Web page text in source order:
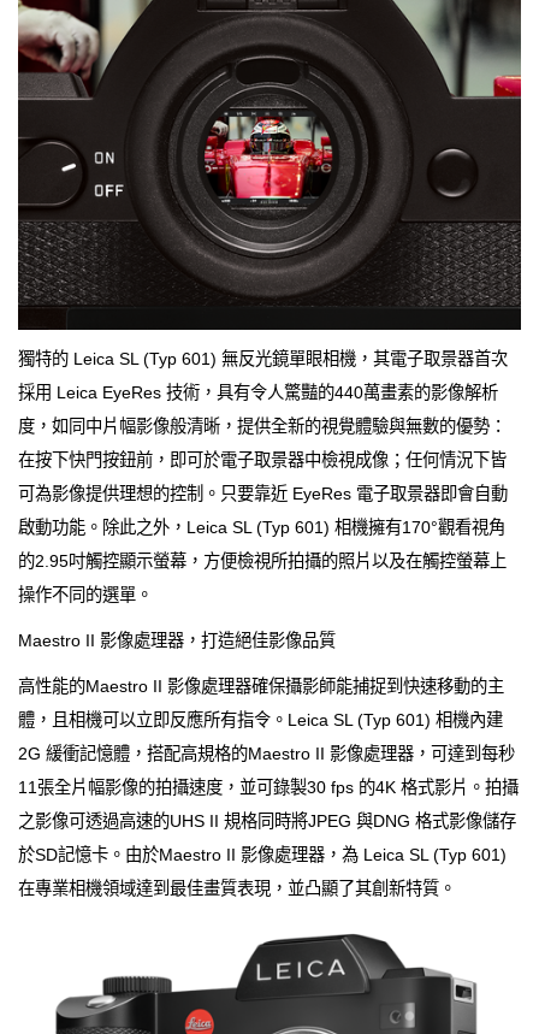
獨特的 Leica SL (Typ 601) 無反光鏡單眼相機，其電子取景器首次
採用 Leica EyeRes 技術，具有令人驚豔的440萬畫素的影像解析
度，如同中片幅影像般清晰，提供全新的視覺體驗與無數的優勢：
在按下快門按鈕前，即可於電子取景器中檢視成像；任何情況下皆
可為影像提供理想的控制。只要靠近 EyeRes 電子取景器即會自動
啟動功能。除此之外，Leica SL (Typ 601) 相機擁有170°觀看視角
的2.95吋觸控顯示螢幕，方便檢視所拍攝的照片以及在觸控螢幕上
操作不同的選單。
Maestro II 影像處理器，打造絕佳影像品質
高性能的Maestro II 影像處理器確保攝影師能捕捉到快速移動的主
體，且相機可以立即反應所有指令。Leica SL (Typ 601) 相機內建
2G 緩衝記憶體，搭配高規格的Maestro II 影像處理器，可達到每秒
11張全片幅影像的拍攝速度，並可錄製30 fps 的4K 格式影片。拍攝
之影像可透過高速的UHS II 規格同時將JPEG 與DNG 格式影像儲存
於SD記憶卡。由於Maestro II 影像處理器，為 Leica SL (Typ 601)
在專業相機領域達到最佳畫質表現，並凸顯了其創新特質。